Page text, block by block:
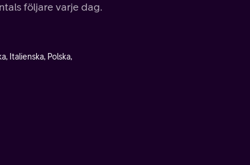
följare varje dag.
Italienska, Polska,